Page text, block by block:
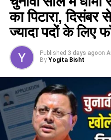
32 चेहरे रेड जोन
टिकट !
पार्टी के विश्वत सूत्रों से मिली
विधायकों का अगले विधानसभा
संघ की ओर से राज्य में अपने हिस्से की
आंतरिक सर्वे में 32 विधायकों के
की बात सामने आई है।
रिपोर्ट के मुताबिक लोग विधायकों
का पिटारा, दिसंबर
ज्यादा पदों के लिए
Published 3 days agoon
By Yogita Bisht